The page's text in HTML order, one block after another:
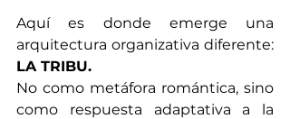
Aquí es donde emerge una
LA TRIBU.
No como metáfora romántica, sino
como respuesta adaptativa a la